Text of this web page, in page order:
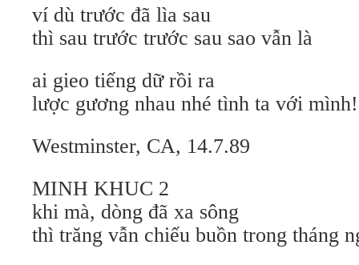
ví dù trước đã lìa sau
thì sau trước trước sau sao vẫn là
ai gieo tiếng dữ rồi ra
lược gương nhau nhé tình ta với mình!
Westminster, CA, 14.7.89
MINH KHUC 2
khi mà, dòng đã xa sông
thì trăng vẫn chiếu buồn trong tháng